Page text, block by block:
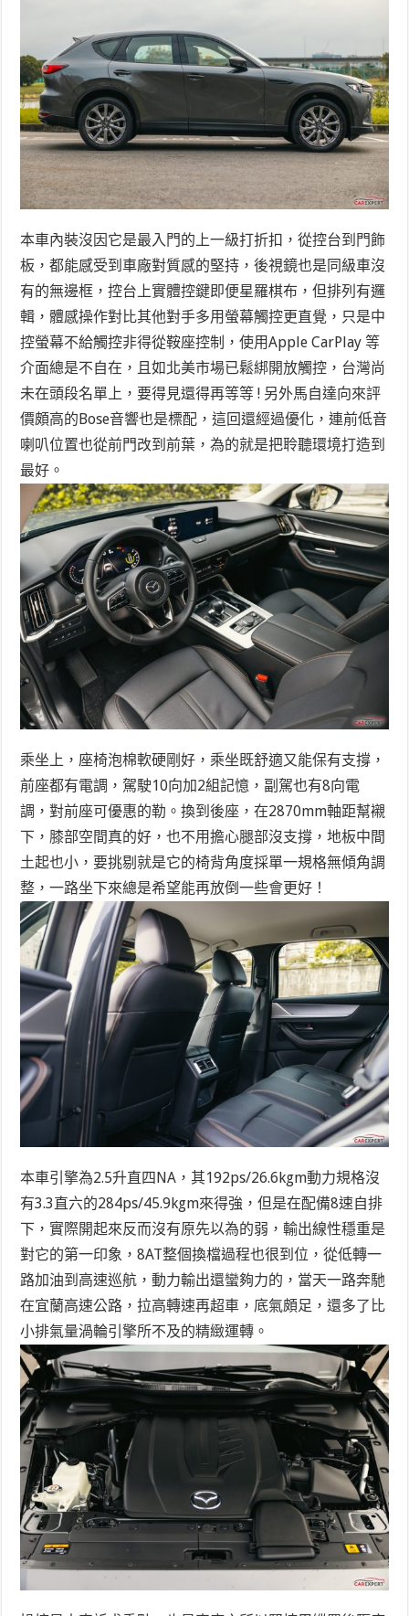
本車內裝沒因它是最入門的上一級打折扣，從控台到門飾
板，都能感受到車廠對質感的堅持，後視鏡也是同級車沒
有的無邊框，控台上實體控鍵即便星羅棋布，但排列有邏
輯，體感操作對比其他對手多用螢幕觸控更直覺，只是中
控螢幕不給觸控非得從鞍座控制，使用Apple CarPlay 等
介面總是不自在，且如北美市場已鬆綁開放觸控，台灣尚
未在頭段名單上，要得見還得再等等 ! 另外馬自達向來評
價頗高的Bose音響也是標配，這回還經過優化，連前低音
喇叭位置也從前門改到前葉，為的就是把聆聽環境打造到
最好。
乘坐上，座椅泡棉軟硬剛好，乘坐既舒適又能保有支撐，
前座都有電調，駕駛10向加2組記憶，副駕也有8向電
調，對前座可優惠的勒。換到後座，在2870mm軸距幫襯
下，膝部空間真的好，也不用擔心腿部沒支撐，地板中間
土起也小，要挑剔就是它的椅背角度採單一規格無傾角調
整，一路坐下來總是希望能再放倒一些會更好！
本車引擎為2.5升直四NA，其192ps/26.6kgm動力規格沒
有3.3直六的284ps/45.9kgm來得強，但是在配備8速自排
下，實際開起來反而沒有原先以為的弱，輸出線性穩重是
對它的第一印象，8AT整個換檔過程也很到位，從低轉一
路加油到高速巡航，動力輸出還蠻夠力的，當天一路奔馳
在宜蘭高速公路，拉高轉速再超車，底氣頗足，還多了比
小排氣量渦輪引擎所不及的精緻運轉。